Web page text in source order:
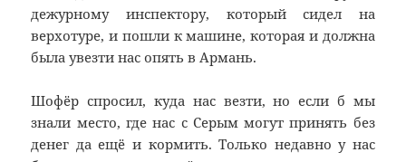
дежурному инспектору, который сидел на
верхотуре, и пошли к машине, которая и должна
была увезти нас опять в Армань.
Шофёр спросил, куда нас везти, но если б мы
знали место, где нас с Серым могут принять без
денег да ещё и кормить. Только недавно у нас